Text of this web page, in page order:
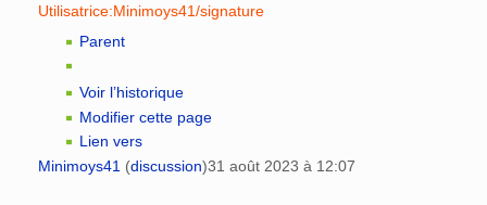
Utilisatrice:Minimoys41/signature
Parent
Voir l’historique
Modifier cette page
Lien vers
Minimoys41 (discussion)31 août 2023 à 12:07